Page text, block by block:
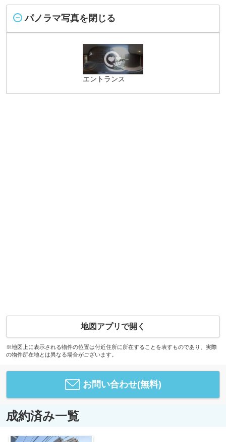
パノラマ写真を閉じる
エントランス
地図アプリで開く
※地図上に表示される物件の位置は付近住所に所在することを表すものであり、実際
の物件所在地とは異なる場合がございます。
お問い合わせ(無料)
成約済み一覧